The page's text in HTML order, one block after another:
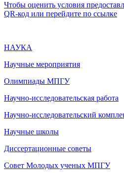
Чтобы оценить условия
QR-код или перейдите по ссылке
НАУКА
Научные мероприятия
Олимпиады МПГУ
Научно-исследовательская работа
Научно-исследовательский
Научные школы
Диссертационные советы
Совет Молодых ученых МПГУ